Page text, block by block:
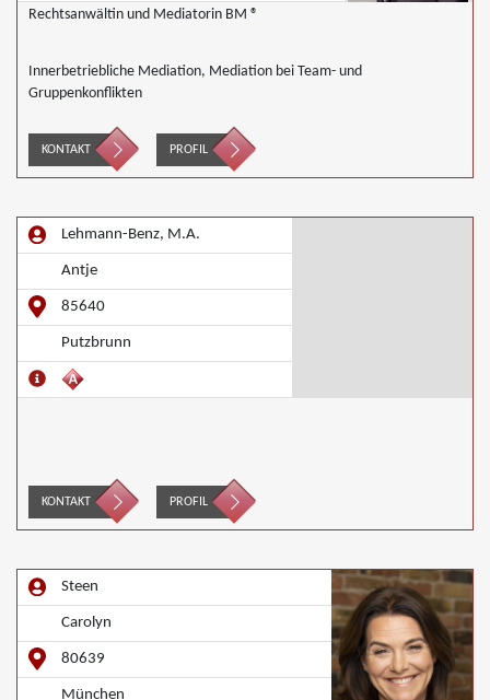
Rechtsanwältin und Mediatorin BM ®
Innerbetriebliche Mediation, Mediation bei Team- und
Gruppenkonflikten
KONTAKT PROFIL
Lehmann-Benz, M.A.
Antje
85640
Putzbrunn
KONTAKT PROFIL
Steen
Carolyn
80639
München